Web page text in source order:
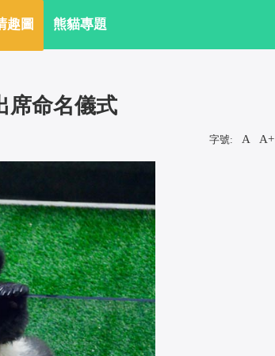
趣圖 熊貓專題
席命名儀式
字號: A A+